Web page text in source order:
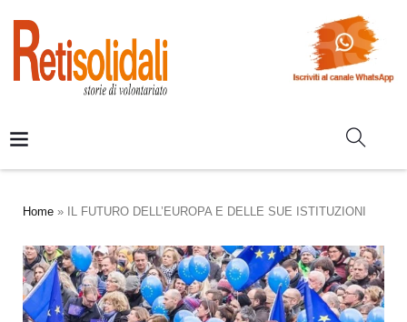
Home » IL FUTURO DELL’EUROPA E DELLE SUE ISTITUZIONI